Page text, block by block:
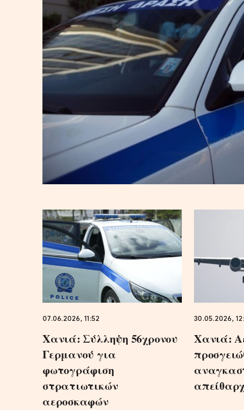
07.06.2026, 11:52
Χανιά: Σύλληψη 56χρονου
Γερμανού για
φωτογράφιση
στρατιωτικών
αεροσκαφών
30.05.2026,
Χανιά: